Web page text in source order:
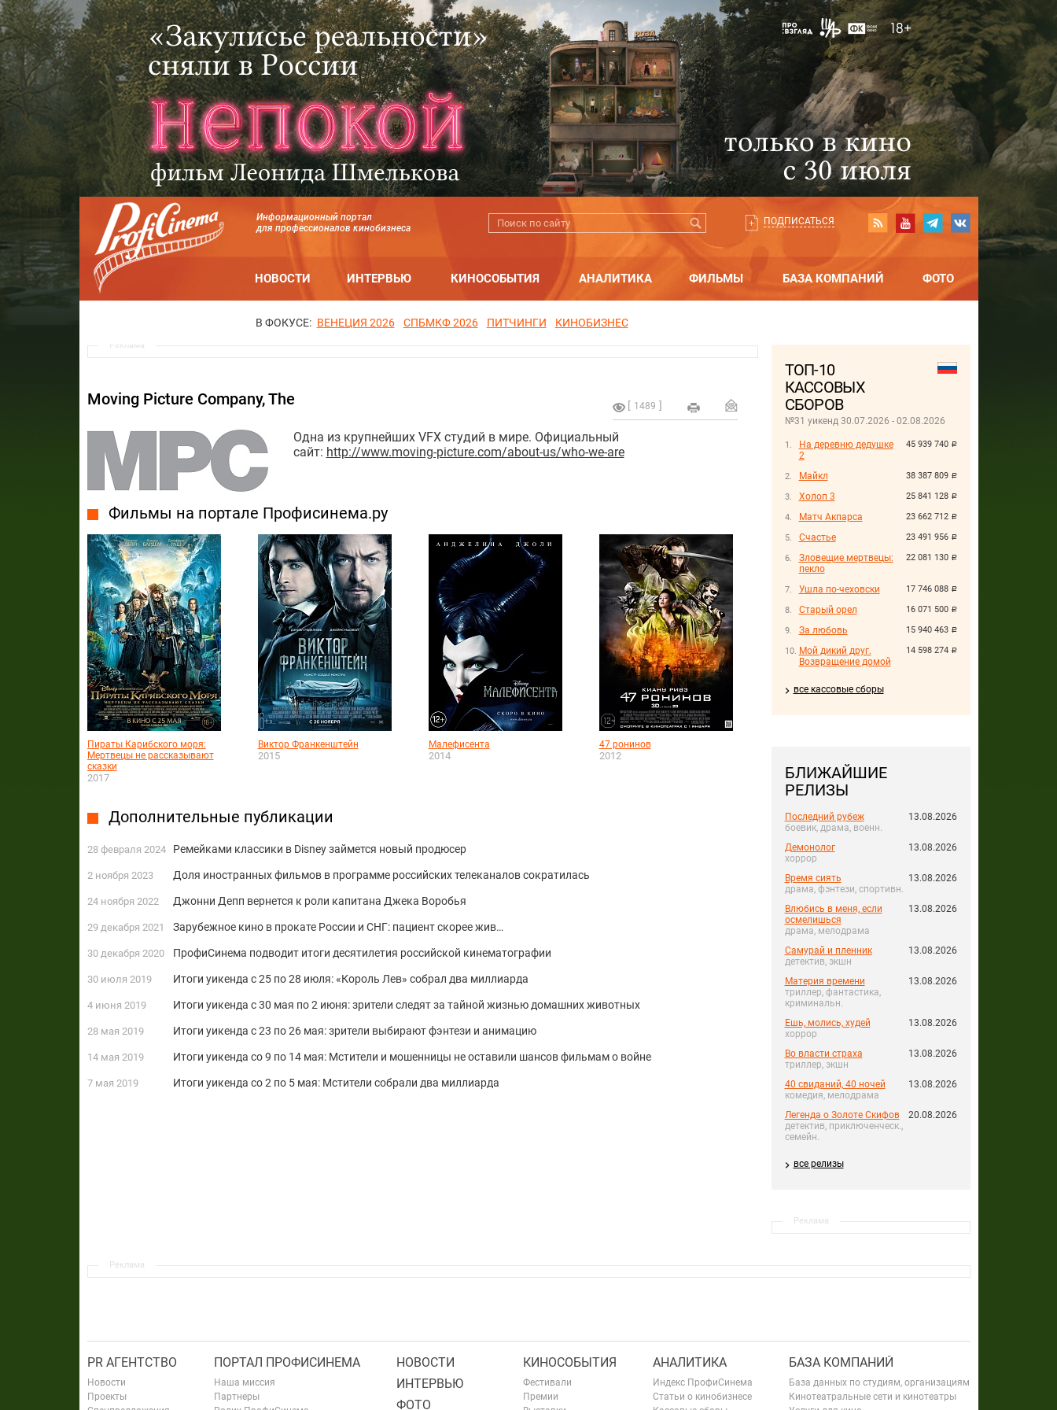
Информационный портал
для профессионалов кинобизнеса
ПОДПИСАТЬСЯ
НОВОСТИ ИНТЕРВЬЮ КИНОСОБЫТИЯ АНАЛИТИКА ФИЛЬМЫ БАЗА КОМПАНИЙ ФОТО
В ФОКУСЕ: ВЕНЕЦИЯ 2026 СПБМКФ 2026 ПИТЧИНГИ КИНОБИЗНЕС
ТОП-10
КАССОВЫХ
СБОРОВ
№31 уикенд 30.07.2026 - 02.08.2026
45 939 740 руб.
На деревню дедушке
2
38 387 809 руб.
Майкл
25 841 128 руб.
Холоп 3
23 662 712 руб.
Матч Акпарса
23 491 956 руб.
Счастье
22 081 130 руб.
Зловещие мертвецы:
пекло
17 746 088 руб.
Ушла по-чеховски
16 071 500 руб.
Старый орел
15 940 463 руб.
За любовь
14 598 274 руб.
Мой дикий друг.
Возвращение домой
все кассовые сборы
БЛИЖАЙШИЕ
РЕЛИЗЫ
Последний рубеж
боевик, драма, военн.
13.08.2026
Демонолог
хоррор
13.08.2026
Время сиять
драма, фэнтези, спортивн.
13.08.2026
Влюбись в меня, если
осмелишься
драма, мелодрама
13.08.2026
Самурай и пленник
детектив, экшн
13.08.2026
Материя времени
триллер, фантастика,
криминальн.
13.08.2026
Ешь, молись, худей
хоррор
13.08.2026
Во власти страха
триллер, экшн
13.08.2026
40 свиданий, 40 ночей
комедия, мелодрама
13.08.2026
Легенда о Золоте Скифов
детектив, приключенческ.,
семейн.
20.08.2026
все релизы
Реклама
Реклама
1489
Moving Picture Company, The
Одна из крупнейших VFX студий в мире. Официальный
сайт: http://www.moving-picture.com/about-us/who-we-are
Фильмы на портале Профисинема.ру
Пираты Карибского моря:
Мертвецы не рассказывают
сказки
2017
Виктор Франкенштейн
2015
Малефисента
2014
47 ронинов
2012
Дополнительные публикации
28 февраля 2024 Ремейками классики в Disney займется новый продюсер
2 ноября 2023 Доля иностранных фильмов в программе российских телеканалов сократилась
24 ноября 2022 Джонни Депп вернется к роли капитана Джека Воробья
29 декабря 2021 Зарубежное кино в прокате России и СНГ: пациент скорее жив…
30 декабря 2020 ПрофиСинема подводит итоги десятилетия российской кинематографии
30 июля 2019 Итоги уикенда с 25 по 28 июля: «Король Лев» собрал два миллиарда
4 июня 2019 Итоги уикенда с 30 мая по 2 июня: зрители следят за тайной жизнью домашних животных
28 мая 2019 Итоги уикенда с 23 по 26 мая: зрители выбирают фэнтези и анимацию
14 мая 2019 Итоги уикенда со 9 по 14 мая: Мстители и мошенницы не оставили шансов фильмам о войне
7 мая 2019 Итоги уикенда со 2 по 5 мая: Мстители собрали два миллиарда
Реклама
PR АГЕНТСТВО
Новости
Проекты
ПОРТАЛ ПРОФИСИНЕМА
Наша миссия
Партнеры
НОВОСТИ
ИНТЕРВЬЮ
ФОТО
КИНОСОБЫТИЯ
Фестивали
Премии
АНАЛИТИКА
Индекс ПрофиСинема
Статьи о кинобизнесе
БАЗА КОМПАНИЙ
База данных по студиям, организациям
Кинотеатральные сети и кинотеатры